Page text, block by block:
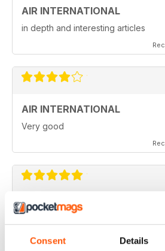
Consent Details
AIR INTERNATIONAL
in depth and interesting articles
AIR INTERNATIONAL
Very good
AIR INTERNATIONAL
love it